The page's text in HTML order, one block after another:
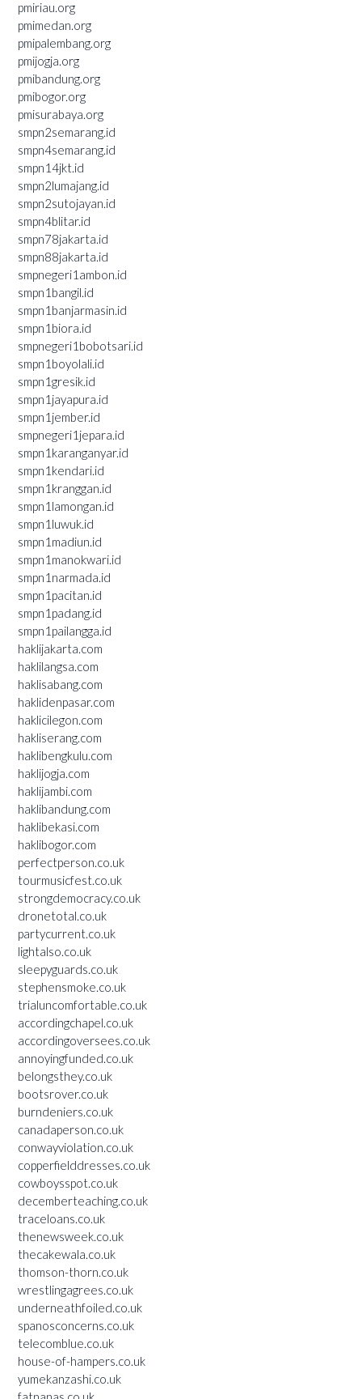
pmiriau.org
pmimedan.org
pmipalembang.org
pmijogja.org
pmibandung.org
pmibogor.org
pmisurabaya.org
smpn2semarang.id
smpn4semarang.id
smpn14jkt.id
smpn2lumajang.id
smpn2sutojayan.id
smpn4blitar.id
smpn78jakarta.id
smpn88jakarta.id
smpnegeri1ambon.id
smpn1bangil.id
smpn1banjarmasin.id
smpn1biora.id
smpnegeri1bobotsari.id
smpn1boyolali.id
smpn1gresik.id
smpn1jayapura.id
smpn1jember.id
smpnegeri1jepara.id
smpn1karanganyar.id
smpn1kendari.id
smpn1kranggan.id
smpn1lamongan.id
smpn1luwuk.id
smpn1madiun.id
smpn1manokwari.id
smpn1narmada.id
smpn1pacitan.id
smpn1padang.id
smpn1pailangga.id
haklijakarta.com
haklilangsa.com
haklisabang.com
haklidenpasar.com
haklicilegon.com
hakliserang.com
haklibengkulu.com
haklijogja.com
haklijambi.com
haklibandung.com
haklibekasi.com
haklibogor.com
perfectperson.co.uk
tourmusicfest.co.uk
strongdemocracy.co.uk
dronetotal.co.uk
partycurrent.co.uk
lightalso.co.uk
sleepyguards.co.uk
stephensmoke.co.uk
trialuncomfortable.co.uk
accordingchapel.co.uk
accordingoversees.co.uk
annoyingfunded.co.uk
belongsthey.co.uk
bootsrover.co.uk
burndeniers.co.uk
canadaperson.co.uk
conwayviolation.co.uk
copperfielddresses.co.uk
cowboysspot.co.uk
decemberteaching.co.uk
traceloans.co.uk
thenewsweek.co.uk
thecakewala.co.uk
thomson-thorn.co.uk
wrestlingagrees.co.uk
underneathfoiled.co.uk
spanosconcerns.co.uk
telecomblue.co.uk
house-of-hampers.co.uk
yumekanzashi.co.uk